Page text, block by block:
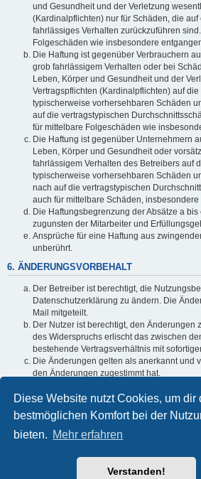
Diese Website nutzt Cookies, um dir
bestmöglichen Komfort bei der
bieten. Mehr erfahren
Verstanden!
und Gesundheit und der Verletzung
(Kardinalpflichten) nur für Schäden, die
fahrlässiges Verhalten zurückzuführen
Folgeschäden wie insbesondere
Die Haftung ist gegenüber Verbrauchern
grob fahrlässigem Verhalten oder bei
Leben, Körper und Gesundheit und der
Vertragspflichten (Kardinalpflichten) auf
typischerweise vorhersehbaren Schäden
auf die vertragstypischen
für mittelbare Folgeschäden wie
Die Haftung ist gegenüber Unternehmern
Leben, Körper und Gesundheit oder
fahrlässigem Verhalten des Betreibers auf
typischerweise vorhersehbaren Schäden
nach auf die vertragstypischen
auch für mittelbare Schäden, insbesondere
Die Haftungsbegrenzung der Absätze a
zugunsten der Mitarbeiter und
Ansprüche für eine Haftung aus
unberührt.
6. ÄNDERUNGSVORBEHALT
Der Betreiber ist berechtigt, die
Datenschutzerklärung zu ändern. Die
Mail mitgeteilt.
Der Nutzer ist berechtigt, den Änderungen
des Widerspruchs erlischt das zwischen
bestehende Vertragsverhältnis mit
Die Änderungen gelten als anerkannt und
den Änderungen zugestimmt hat.
Informationen über den Umgang mit
sind in der Datenschutzerklärung enthalten.
Powered byphpBB® Forum Software ©